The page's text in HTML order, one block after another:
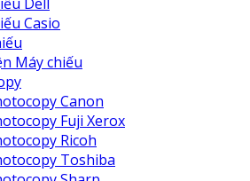
Casio
Máy chiếu
Canon
Fuji Xerox
Ricoh
Toshiba